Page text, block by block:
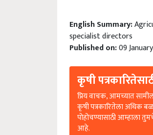
English Summary:
specialist directors
Published on:09
कृषी
प्रिय वाचक, आमच्यात
कृषी पत्रकारितेला अधिक
पोहोचण्यासाठी आम्हाला
आहे.